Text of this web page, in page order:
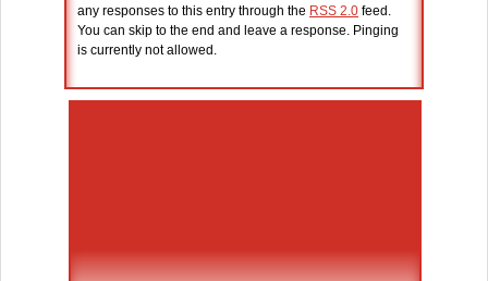
any responses to this entry through the RSS 2.0 feed.
You can skip to the end and leave a response. Pinging
is currently not allowed.